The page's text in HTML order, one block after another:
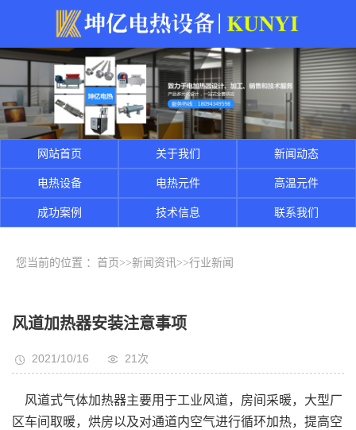
网站首页 关于我们 新闻动态
电热设备 电热元件 高温元件
成功案例 技术信息 联系我们
您当前的位置 ： 首页 >>新闻资讯 >>行业新闻
风道加热器安装注意事项
2021/10/16 21次
风道式气体加热器主要用于工业风道，房间采暖，大型厂
区车间取暖，烘房以及对通道内空气进行循环加热，提高空